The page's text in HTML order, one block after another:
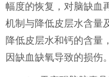
幅度的恢复，对脑缺血
机制与降低皮层水含量
降低皮层水和钙的含量
因缺血缺氧导致的损伤。